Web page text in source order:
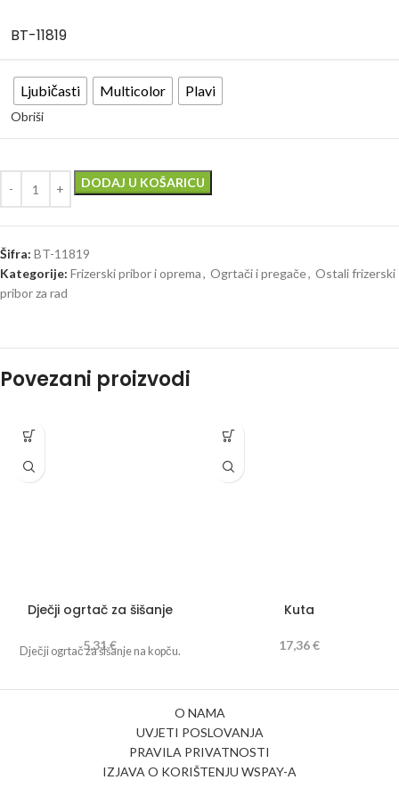
BT-11819
Ljubičasti Multicolor Plavi
Obriši
DODAJ U KOŠARICU
Šifra: BT-11819
Kategorije: Frizerski pribor i oprema, Ogrtači i pregače, Ostali frizerski
pribor za rad
Povezani proizvodi
Dječji ogrtač za šišanje
5,31€
Dječji ogrtač za šišanje na kopču.
Kuta
17,36€
O NAMA
UVJETI POSLOVANJA
PRAVILA PRIVATNOSTI
IZJAVA O KORIŠTENJU WSPAY-A